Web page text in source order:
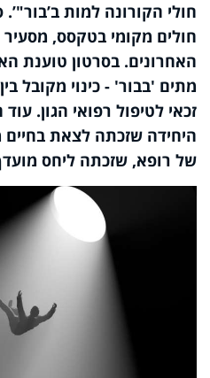
חולי הקורונה למות ב’בור’"
.
חולים מקומי בטקסס,
האחרונים. בסרטון טוענת
מתים 'בבור' - כינוי מקובל
זכאי לטיפול רפואי הגון.
היחידה שזכתה לצאת בחיים
של רופא, שזכתה ליחס